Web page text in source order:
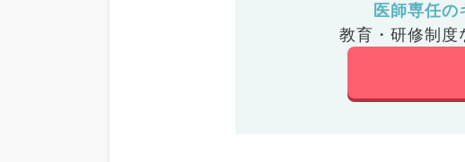
医師専任の
教育・研修制度